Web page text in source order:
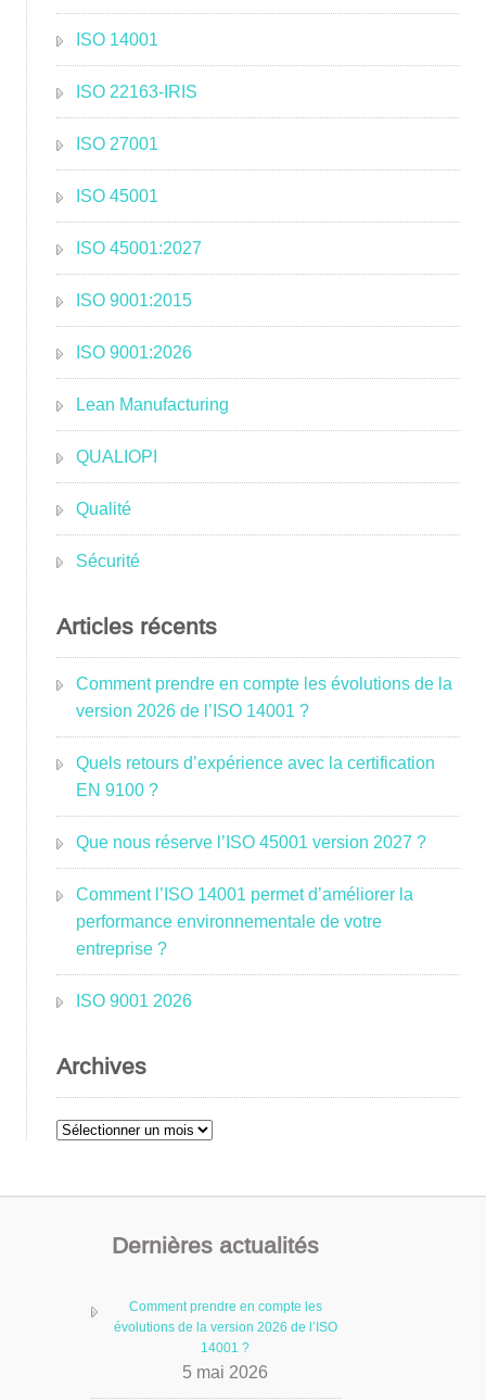
ISO 14001
ISO 22163-IRIS
ISO 27001
ISO 45001
ISO 45001:2027
ISO 9001:2015
ISO 9001:2026
Lean Manufacturing
QUALIOPI
Qualité
Sécurité
Articles récents
Comment prendre en compte les évolutions de la
version 2026 de l’ISO 14001 ?
Quels retours d’expérience avec la certification
EN 9100 ?
Que nous réserve l’ISO 45001 version 2027 ?
Comment l’ISO 14001 permet d’améliorer la
performance environnementale de votre
entreprise ?
ISO 9001 2026
Archives
Archives
Dernières actualités
Comment prendre en compte les
évolutions de la version 2026 de l’ISO
14001 ?
5 mai 2026